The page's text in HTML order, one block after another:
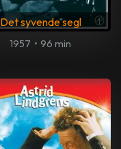
Det syvende segl
1957 • 96 min